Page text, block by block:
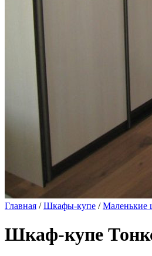
Главная /Шкафы-купе /Маленькие
Шкаф-купе